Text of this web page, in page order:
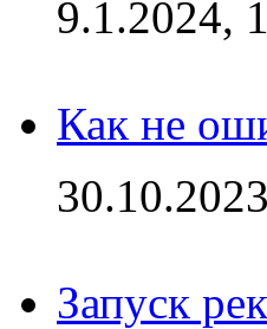
9.1.2024,
Как не
Запуск